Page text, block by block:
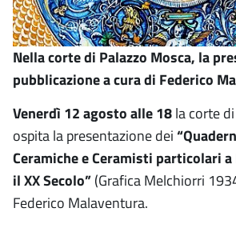
Nella corte di Palazzo Mosca, la
pubblicazione a cura di Federico
Venerdì 12 agosto alle 18la corte
ospita la presentazione dei
Ceramiche e Ceramisti particolari
il XX Secolo”(Grafica Melchiorri
Federico Malaventura.